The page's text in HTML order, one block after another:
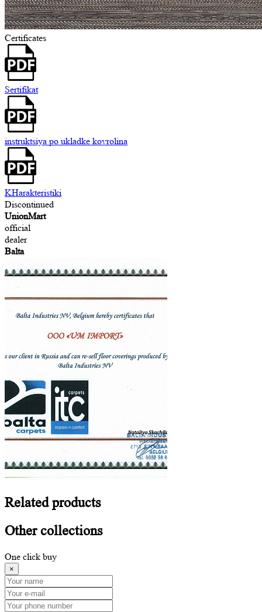
Certificates
Sertifikat
instruktsiya po ukladke kovrolina
KHarakteristiki
Discontinued
UnionMart
official
dealer
Balta
Relatedproducts
Othercollections
One click buy
×